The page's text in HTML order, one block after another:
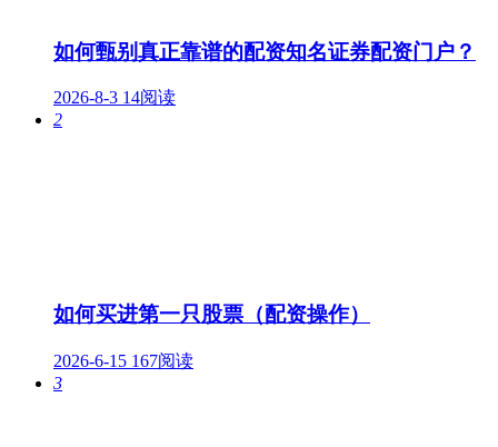
如何甄别真正靠谱的配资知名证券配资门户？
2026-8-3 14阅读
2
如何买进第一只股票（配资操作）
2026-6-15 167阅读
3